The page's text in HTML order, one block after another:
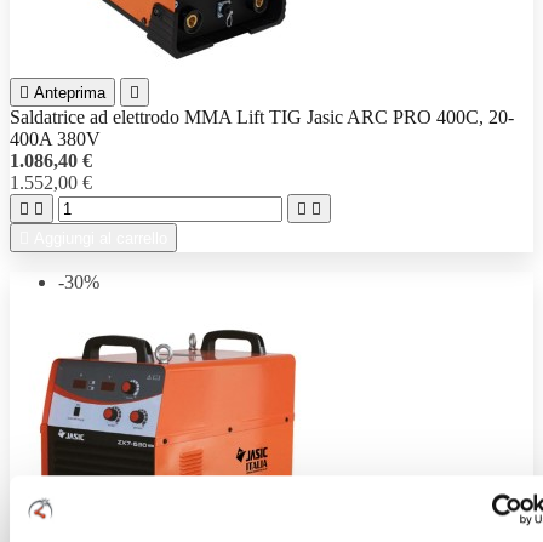
 Anteprima 
Saldatrice ad elettrodo MMA Lift TIG Jasic ARC PRO 400C, 20-
400A 380V
1.086,40 €
1.552,00 €
   
-30%